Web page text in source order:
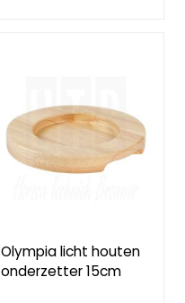
Olympia licht houten
onderzetter 15cm